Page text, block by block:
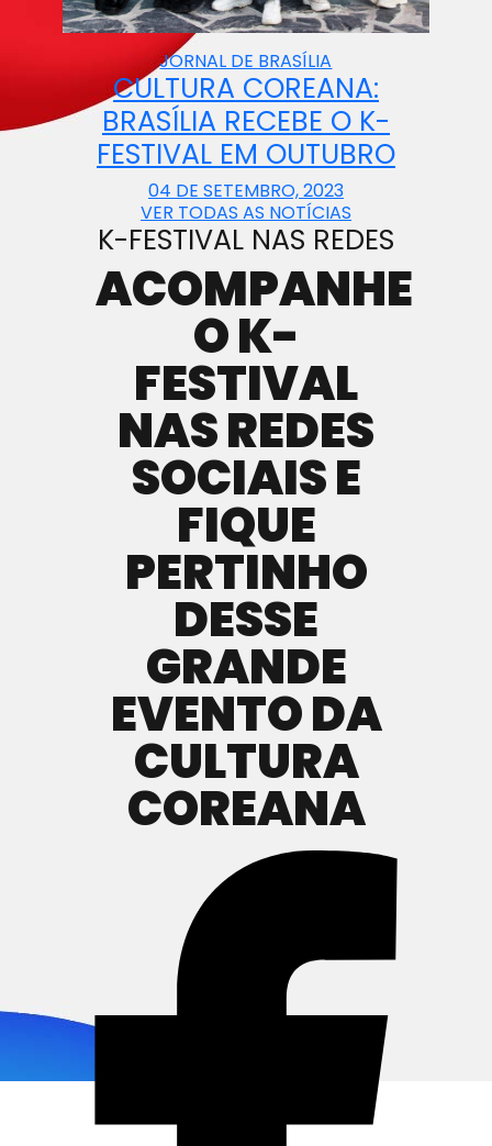
JORNAL DE BRASÍLIA
CULTURA COREANA:
BRASÍLIA RECEBE O K-
FESTIVAL EM OUTUBRO
04 DE SETEMBRO, 2023
VER TODAS AS NOTÍCIAS
K-FESTIVAL NAS REDES
ACOMPANHE
O K-
FESTIVAL
NAS REDES
SOCIAIS E
FIQUE
PERTINHO
DESSE
GRANDE
EVENTO DA
CULTURA
COREANA